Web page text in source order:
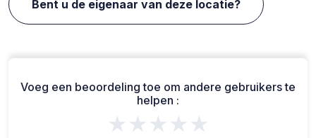
Bent u de eigenaar van deze locatie?
Voeg een beoordeling toe om andere gebruikers te
helpen :
★★★★★